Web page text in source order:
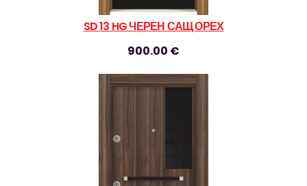
SD 13 HG ЧЕРЕН САЩ ОРЕХ
900.00 €